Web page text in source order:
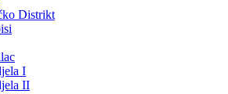
Distrikt
I
II